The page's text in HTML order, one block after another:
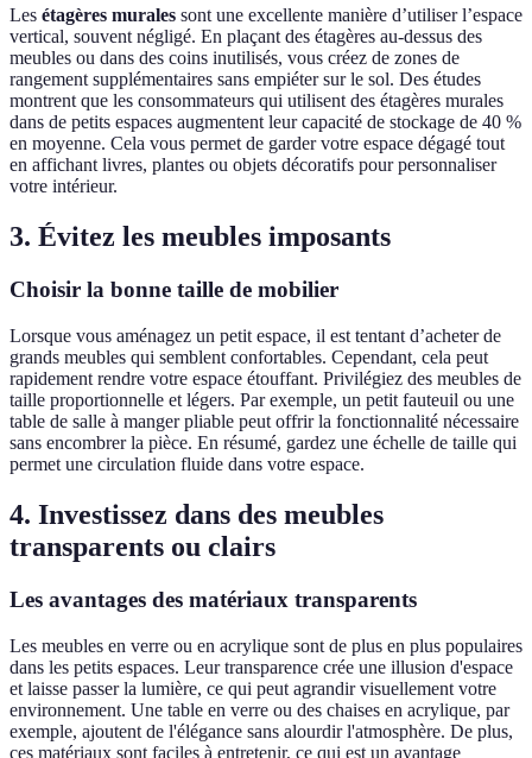
Les étagères murales sont une excellente manière d’utiliser l’espace
vertical, souvent négligé. En plaçant des étagères au-dessus des
meubles ou dans des coins inutilisés, vous créez de zones de
rangement supplémentaires sans empiéter sur le sol. Des études
montrent que les consommateurs qui utilisent des étagères murales
dans de petits espaces augmentent leur capacité de stockage de 40 %
en moyenne. Cela vous permet de garder votre espace dégagé tout
en affichant livres, plantes ou objets décoratifs pour personnaliser
votre intérieur.
3. Évitez les meubles imposants
Choisir la bonne taille de mobilier
Lorsque vous aménagez un petit espace, il est tentant d’acheter de
grands meubles qui semblent confortables. Cependant, cela peut
rapidement rendre votre espace étouffant. Privilégiez des meubles de
taille proportionnelle et légers. Par exemple, un petit fauteuil ou une
table de salle à manger pliable peut offrir la fonctionnalité nécessaire
sans encombrer la pièce. En résumé, gardez une échelle de taille qui
permet une circulation fluide dans votre espace.
4. Investissez dans des meubles
transparents ou clairs
Les avantages des matériaux transparents
Les meubles en verre ou en acrylique sont de plus en plus populaires
dans les petits espaces. Leur transparence crée une illusion d'espace
et laisse passer la lumière, ce qui peut agrandir visuellement votre
environnement. Une table en verre ou des chaises en acrylique, par
exemple, ajoutent de l'élégance sans alourdir l'atmosphère. De plus,
ces matériaux sont faciles à entretenir, ce qui est un avantage